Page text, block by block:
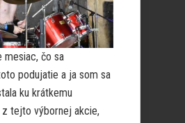
mesiac, čo sa
podujatie a ja som sa
ku krátkemu
z tejto výbornej akcie,